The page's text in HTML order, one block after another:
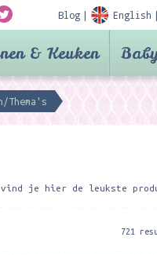
Blog English
& Keuken
Thema's
je hier de leukste
721